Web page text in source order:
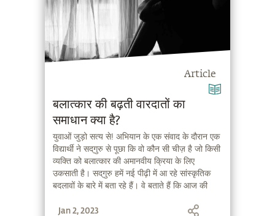
Article
बलात्‍कार की बढ़ती वारदातों का
समाधान क्या है?
युवाओं जुड़ो सत्य से! अभियान के एक संवाद के दौरान एक
विद्यार्थी ने सद्‌गुरु से पूछा कि वो कौन सी चीज़ है जो किसी
व्‍यक्ति को बलात्‍कार की अमानवीय क्रिया के लिए
उकसाती है। सद्‌गुरु हमें नई पीढ़ी में आ रहे सांस्‍कृतिक
बदलावों के बारे में बता रहे हैं। वे बताते हैं कि आज की
आम तौर पर शारीरिक और भावनात्‍मक जरूरतों को संतुष्‍ट
Jan 2, 2023